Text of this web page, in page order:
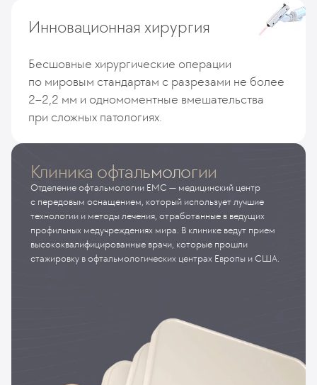
Инновационная хирургия
Бесшовные хирургические операции
по мировым стандартам c разрезами не более
2–2,2 мм и одномоментные вмешательства
при сложных патологиях.
Клиника офтальмологии
Отделение офтальмологии EMC — медицинский центр
с передовым оснащением, который использует лучшие
технологии и методы лечения, отработанные в ведущих
профильных медучреждениях мира. В клинике ведут прием
высококвалифицированные врачи, которые прошли
стажировку в офтальмологических центрах Европы и США.